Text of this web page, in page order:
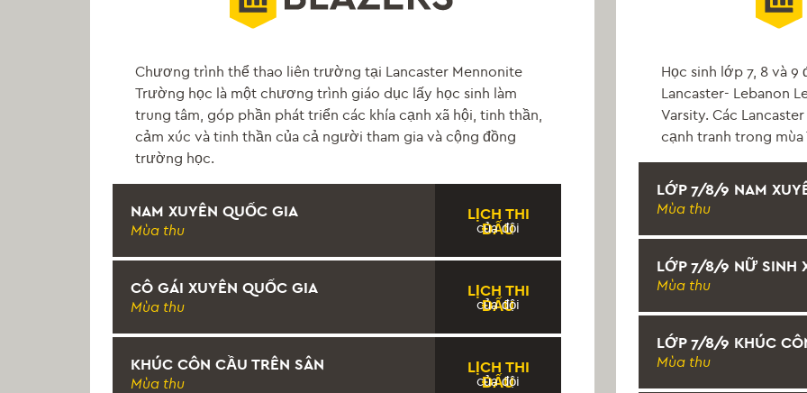
Chương trình thể thao liên trường tại Lancaster Mennonite
Trường học là một chương trình giáo dục lấy học sinh làm
trung tâm, góp phần phát triển các khía cạnh xã hội, tinh thần,
cảm xúc và tinh thần của cả người tham gia và cộng đồng
trường học.
NAM XUYÊN QUỐC GIA
Mùa thu
LỊCH THI
ĐẤU
của đội
CÔ GÁI XUYÊN QUỐC GIA
Mùa thu
LỊCH THI
ĐẤU
của đội
KHÚC CÔN CẦU TRÊN SÂN
Mùa thu
LỊCH THI
ĐẤU
của đội
Học sinh lớp 7, 8 và
Lancaster- Lebanon
Varsity. Các
cạnh tranh trong mùa
LỚP 7/8/9 NAM
Mùa thu
LỚP 7/8/9 NỮ SINH
Mùa thu
LỚP 7/8/9 KHÚC
Mùa thu